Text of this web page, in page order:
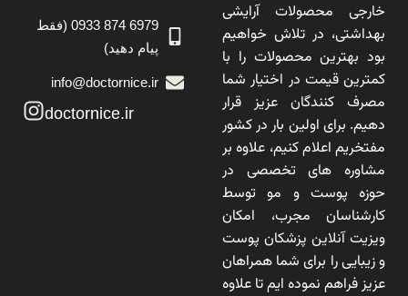
خارجی محصولات آرایشی
بهداشتی، در تلاش خواهیم
بود بهترین محصولات را با
کمترین قیمت در اختیار شما
مصرف کنندگان عزیز قرار
دهیم. برای اولین بار در کشور
مفتخریم اعلام کنیم، علاوه بر
مشاوره های تخصصی در
حوزه پوست و مو توسط
کارشناسان مجرب، امکان
ویزیت آنلاین پزشکان پوست
و زیبایی را برای شما همراهان
عزیز فراهم نموده ایم تا علاوه
6979 874 0933 (فقط
پیام دهید)
info@doctornice.ir
doctornice.ir